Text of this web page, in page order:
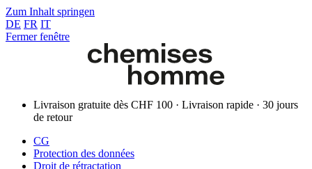
Zum Inhalt springen
DE FR IT
Fermer fenêtre
Livraison gratuite dès CHF 100 · Livraison rapide · 30 jours
de retour
CG
Protection des données
Droit de rétractation